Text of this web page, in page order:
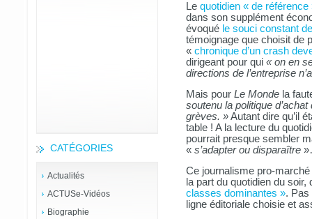
CATÉGORIES
Actualités
ACTUSe-Vidéos
Biographie
Le quotidien « de référence
dans son supplément
évoqué le souci constant
témoignage que choisit de
« chronique d’un crash
dirigeant pour qui « on en
directions de l’entreprise
Mais pour Le Monde la
soutenu la politique
grèves. »Autant dire qu’il
table ! A la lecture du
pourrait presque sembler
« s’adapter ou disparaître
Ce journalisme pro-
la part du quotidien du
classes dominantes ». Pas
ligne éditoriale choisie et